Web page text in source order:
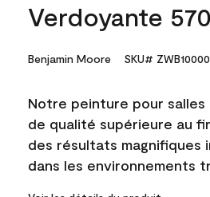
Verdoyante 570
Benjamin Moore SKU#
Notre peinture pour salles
de qualité supérieure au
des résultats magnifiques
dans les environnements